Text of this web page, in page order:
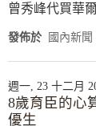
曾秀峰代買華
發佈於 國內新聞
週一, 23 十二月
8歲育臣的心
優生